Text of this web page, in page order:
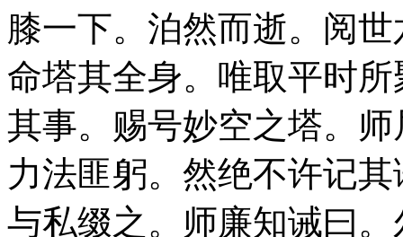
膝一下。泊然而逝。阅
命塔其全身。唯取平时
其事。赐号妙空之塔。
力法匪躬。然绝不许记
与私缀之。师廉知诫曰